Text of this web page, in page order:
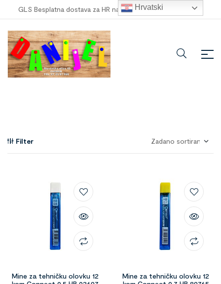
GLS Besplatna dostava za HR narudžbe veće od 100,00 €
Filter
Mine za tehničku olovku 12
Mine za tehničku olovku 12
Hrvatski